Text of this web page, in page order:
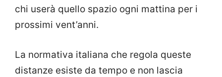
chi userà quello spazio ogni mattina per i
prossimi vent’anni.
La normativa italiana che regola queste
distanze esiste da tempo e non lascia